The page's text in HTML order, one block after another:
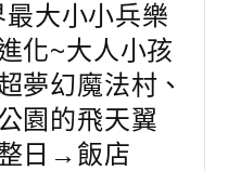
最大小小兵樂
化~大人小孩
夢幻魔法村、
園的飛天翼
日→飯店